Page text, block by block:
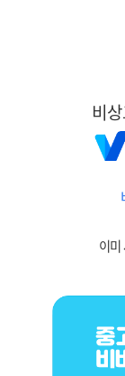
비
이미